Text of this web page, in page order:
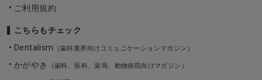
ご利用規約
こちらもチェック
Dentalism
（歯科業界向けコミュニケーションマガジン）
かがやき （歯科、医科、薬局、動物病院向けマガジン）